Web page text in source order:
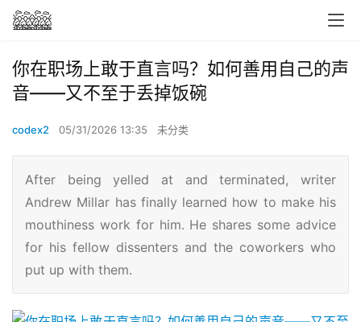
你在职场上敢于直言吗？如何善用自己的声
音——又不至于丢掉饭碗
codex2 05/31/2026 13:35 未分类
After being yelled at and terminated, writer
Andrew Millar has finally learned how to make his
mouthiness work for him. He shares some advice
for his fellow dissenters and the coworkers who
put up with them.